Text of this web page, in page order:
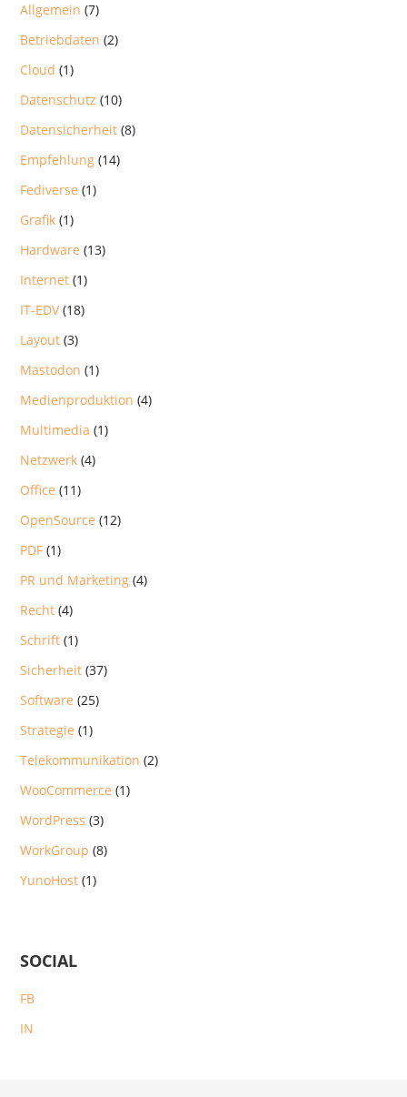
Allgemein (7)
Betriebdaten (2)
Cloud (1)
Datenschutz (10)
Datensicherheit (8)
Empfehlung (14)
Fediverse (1)
Grafik (1)
Hardware (13)
Internet (1)
IT-EDV(18)
Layout (3)
Mastodon (1)
Medienproduktion (4)
Multimedia (1)
Netzwerk (4)
Office (11)
OpenSource (12)
PDF (1)
PR und Marketing (4)
Recht (4)
Schrift (1)
Sicherheit (37)
Software (25)
Strategie (1)
Telekommunikation (2)
WooCommerce (1)
WordPress (3)
WorkGroup (8)
YunoHost (1)
SOCIAL
FB
IN